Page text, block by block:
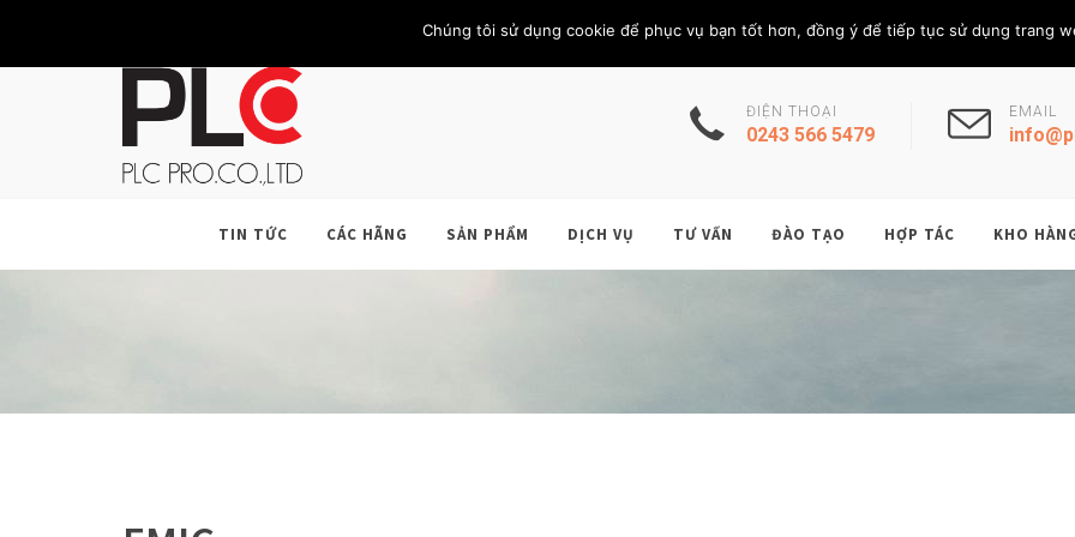
KHÁCH HÀNG LIÊN HỆ THÀNH VIÊN Thứ Sáu, 7/8/
ĐIỆN THOẠI
0243 566 5479
EMAIL
TIN TỨC CÁC HÃNG SẢN PHẨM DỊCH VỤ TƯ VẤN ĐÀO TẠO HỢP TÁC KHO
Chúng tôi sử dụng cookie để phục vụ bạn tốt hơn, đồng ý để tiếp tục sử dụng trang